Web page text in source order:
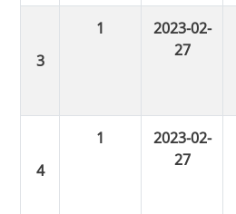
1
2023-02-
27
1
2023-02-
27